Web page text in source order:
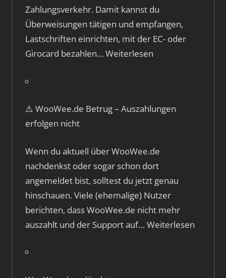
Zahlungsverkehr. Damit kannst du
Überweisungen tätigen und empfangen,
Lastschriften einrichten, mit der EC- oder
Girocard bezahlen… Weiterlesen
⚠️ WooWee.de Betrug – Auszahlungen
erfolgen nicht
Wenn du aktuell über WooWee.de
nachdenkst oder sogar schon dort
angemeldet bist, solltest du jetzt genau
hinschauen. Viele (ehemalige) Nutzer
berichten, dass WooWee.de nicht mehr
auszahlt und der Support auf… Weiterlesen